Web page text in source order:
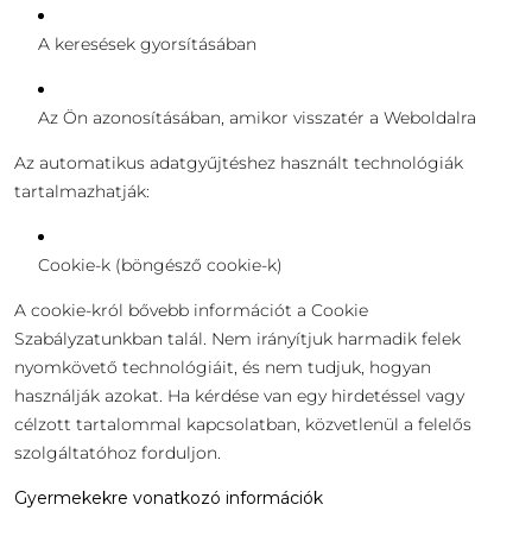
A keresések gyorsításában
Az Ön azonosításában, amikor visszatér a Weboldalra
Az automatikus adatgyűjtéshez használt technológiák
tartalmazhatják:
Cookie-k (böngésző cookie-k)
A cookie-król bővebb információt a Cookie
Szabályzatunkban talál. Nem irányítjuk harmadik felek
nyomkövető technológiáit, és nem tudjuk, hogyan
használják azokat. Ha kérdése van egy hirdetéssel vagy
célzott tartalommal kapcsolatban, közvetlenül a felelős
szolgáltatóhoz forduljon.
Gyermekekre vonatkozó információk